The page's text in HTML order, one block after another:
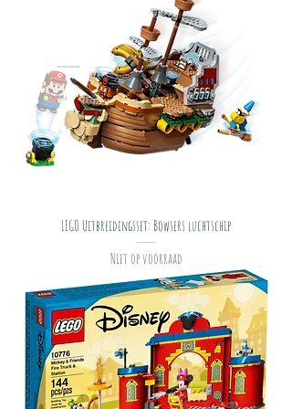
LEGO Uitbreidingsset: Bowsers luchtschip
Niet op voorraad